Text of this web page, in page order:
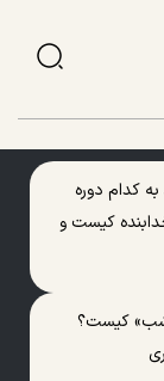
کدام دوره
کیست و
کیست؟